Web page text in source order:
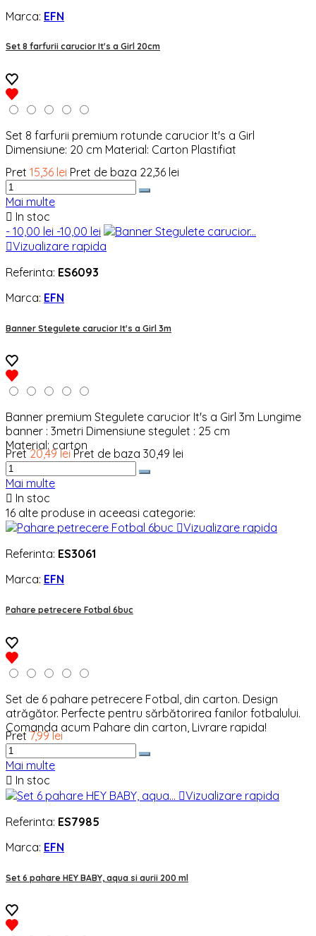
Marca: EFN
Set 8 farfurii carucior It's a Girl 20cm
Set 8 farfurii premium rotunde carucior It's a Girl
Dimensiune: 20 cm Material: Carton Plastifiat
Pret 15,36 lei Pret de baza 22,36 lei
Mai multe
 In stoc
- 10,00 lei -10,00 lei
Vizualizare rapida
Referinta: ES6093
Marca: EFN
Banner Stegulete carucior It's a Girl 3m
Banner premium Stegulete carucior It's a Girl 3m Lungime
banner : 3metri Dimensiune stegulet : 25 cm
Material: carton
Pret 20,49 lei Pret de baza 30,49 lei
Mai multe
 In stoc
16 alte produse in aceeasi categorie:
Vizualizare rapida
Referinta: ES3061
Marca: EFN
Pahare petrecere Fotbal 6buc
Set de 6 pahare petrecere Fotbal, din carton. Design
atrăgător. Perfecte pentru sărbătorirea fanilor fotbalului.
Comanda acum Pahare din carton, Livrare rapida!
Pret 7,99 lei
Mai multe
 In stoc
Vizualizare rapida
Referinta: ES7985
Marca: EFN
Set 6 pahare HEY BABY, aqua si aurii 200 ml